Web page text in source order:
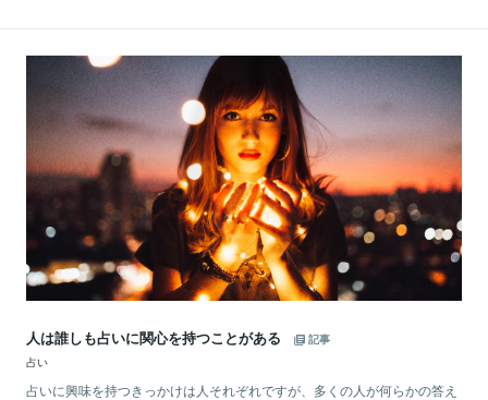
人は誰しも占いに関心を持つことがある
記事
占い
占いに興味を持つきっかけは人それぞれですが、多くの人が何らかの答え